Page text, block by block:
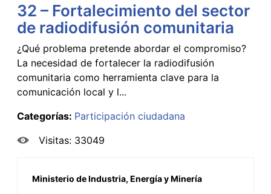
32 – Fortalecimiento del sector
de radiodifusión comunitaria
¿Qué problema pretende abordar el compromiso?
La necesidad de fortalecer la radiodifusión
comunitaria como herramienta clave para la
comunicación local y l...
Categorías: Participación ciudadana
Visitas: 33049
Ministerio de Industria, Energía y Minería